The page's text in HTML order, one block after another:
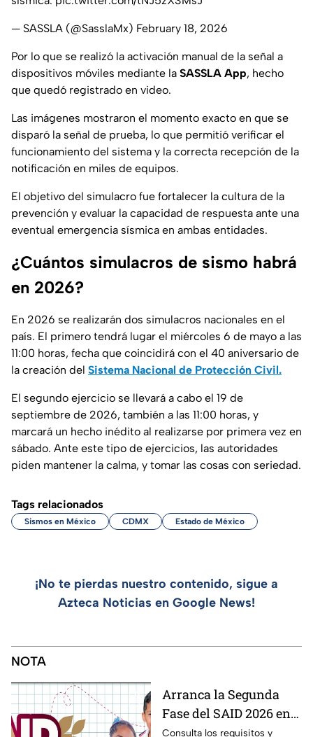
— SASSLA (@SasslaMx) February 18, 2026
Por lo que se realizó la activación manual de la señal a
dispositivos móviles mediante la SASSLA App, hecho
que quedó registrado en video.
Las imágenes mostraron el momento exacto en que se
disparó la señal de prueba, lo que permitió verificar el
funcionamiento del sistema y la correcta recepción de la
notificación en miles de equipos.
El objetivo del simulacro fue fortalecer la cultura de la
prevención y evaluar la capacidad de respuesta ante una
eventual emergencia sísmica en ambas entidades.
¿Cuántos simulacros de sismo habrá
en 2026?
En 2026 se realizarán dos simulacros nacionales en el
país. El primero tendrá lugar el miércoles 6 de mayo a las
11:00 horas, fecha que coincidirá con el 40 aniversario de
la creación del Sistema Nacional de Protección Civil.
El segundo ejercicio se llevará a cabo el 19 de
septiembre de 2026, también a las 11:00 horas, y
marcará un hecho inédito al realizarse por primera vez en
sábado. Ante este tipo de ejercicios, las autoridades
piden mantener la calma, y tomar las cosas con seriedad.
Tags relacionados
Sismos en México CDMX Estado de México
¡No te pierdas nuestro contenido, sigue a
Azteca Noticias en Google News!
NOTA
Arranca la Segunda
Fase del SAID 2026 en
Edomex para grados
Consulta los requisitos y